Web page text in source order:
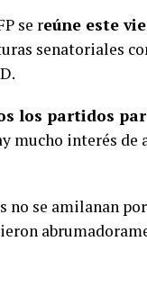
se reúne este
senatoriales
los partidos
mucho interés
se amilanan